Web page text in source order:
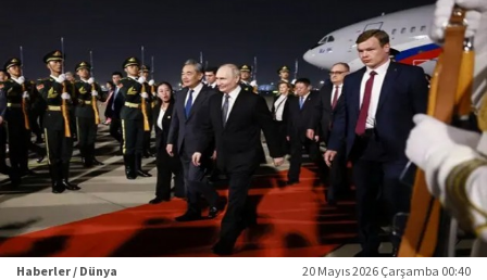
Haberler / Dünya 20 Mayıs 2026 Çarşamba 00:40